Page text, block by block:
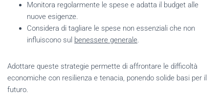
Monitora regolarmente le spese e adatta il budget alle
nuove esigenze.
Considera di tagliare le spese non essenziali che non
influiscono sul benessere generale.
Adottare queste strategie permette di affrontare le difficoltà
economiche con resilienza e tenacia, ponendo solide basi per il
futuro.